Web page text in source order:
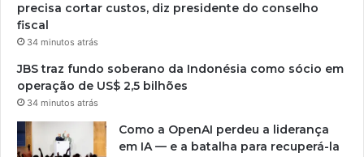
precisa cortar custos, diz presidente do conselho
fiscal
34 minutos atrás
JBS traz fundo soberano da Indonésia como sócio em
operação de US$ 2,5 bilhões
34 minutos atrás
Como a OpenAI perdeu a liderança
em IA — e a batalha para recuperá-la